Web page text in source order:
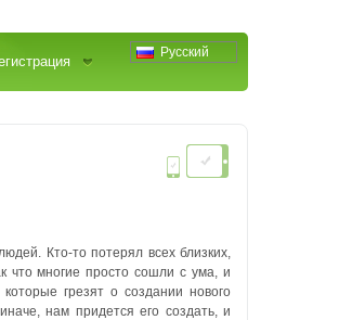
Русский
Кто-то потерял всех близких,
что многие просто сошли с ума, и
грезят о создании нового
нам придется его создать, и